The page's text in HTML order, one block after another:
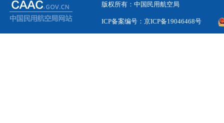
版权所有：中国民用航空局
ICP备案编号：京ICP备19046468号